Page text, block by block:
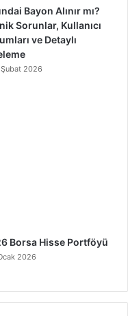
Bayon Alınır mı?
Sorunlar, Kullanıcı
ve Detaylı
Şubat 2026
Borsa Hisse Portföyü
2026